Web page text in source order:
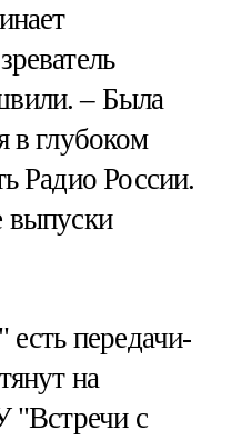
– Была
в глубоком
Радио России.
передачи-
на
"Встречи с